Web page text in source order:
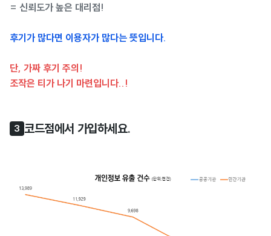
= 신뢰도가 높은 대리점!
후기가 많다면 이용자가 많다는 뜻입니다.
단, 가짜 후기 주의!
조작은 티가 나기 마련입니다..!
3 코드점에서 가입하세요.